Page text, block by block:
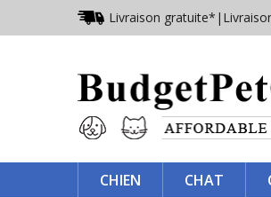
Livraison gratuite* |
CHIEN CHAT